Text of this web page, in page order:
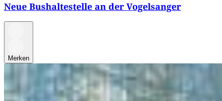
Neue Bushaltestelle an der Vogelsanger
Merken